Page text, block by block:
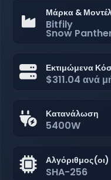
Μάρκα &
Bitfily
Snow
Εκτιμώμενα
$311.04 ανά
Κατανάλωση
5400W
Αλγόριθμος(οι)
SHA-256